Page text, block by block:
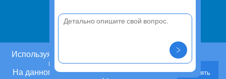
Используя этот сайт, Вы даете согласие на
использование cookies.
На данном этапе Вы можете отказаться от
Принять
Политика конфиденциальности
Контакты